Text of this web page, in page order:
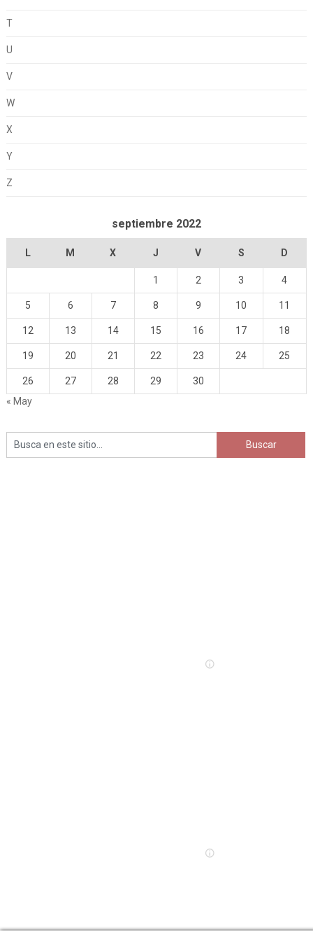
T
U
V
W
X
Y
Z
septiembre 2022
L M X J V S D
1 2 3 4
5 6 7 8 9 10 11
12 13 14 15 16 17 18
19 20 21 22 23 24 25
26 27 28 29
30
« May